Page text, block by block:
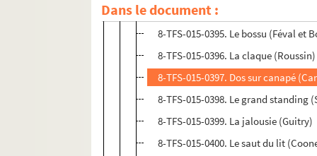
Dans le document :
8-TFS-015-0394. Adorable Julia
8-TFS-015-0395. Le bossu (Féval et
8-TFS-015-0396. La claque (Roussin)
8-TFS-015-0397. Dos sur canapé
8-TFS-015-0398. Le grand standing
8-TFS-015-0399. La jalousie (Guitry)
8-TFS-015-0400. Le saut du lit